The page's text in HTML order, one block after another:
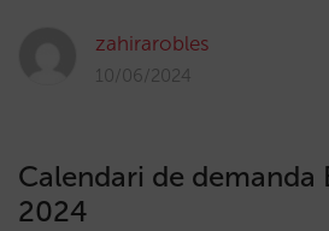
zahirarobles
10/06/2024
Calendari de demanda
2024